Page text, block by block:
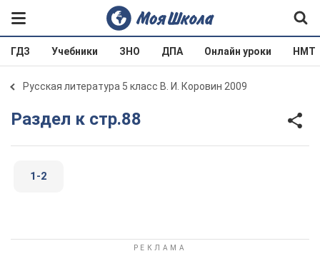
ГДЗ Учебники ЗНО ДПА Онлайн уроки НМТ
Русская литература 5 класс В. И. Коровин 2009
Раздел к стр.88
1-2